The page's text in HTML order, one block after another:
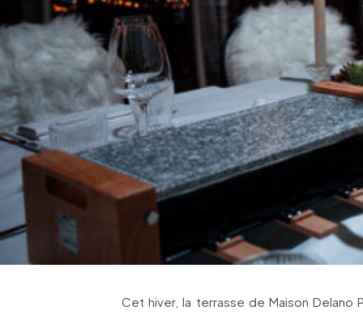
Cet hiver, la terrasse de Maison Delano